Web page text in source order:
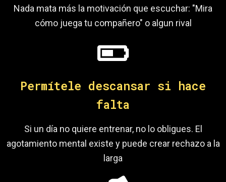
Nada mata más la motivación que escuchar: "Mira
cómo juega tu compañero" o algun rival
Permítele descansar si hace
falta
Si un día no quiere entrenar, no lo obligues. El
agotamiento mental existe y puede crear rechazo a la
larga